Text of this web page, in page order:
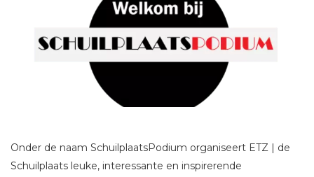
Onder de naam SchuilplaatsPodium organiseert ETZ | de
Schuilplaats leuke, interessante en inspirerende